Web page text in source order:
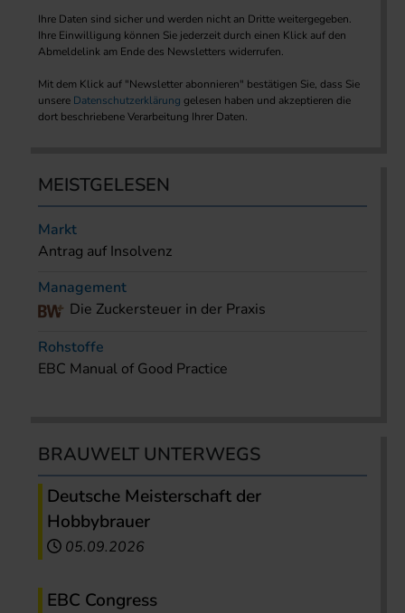
Ihre Daten sind sicher und werden nicht an Dritte weitergegeben.
Ihre Einwilligung können Sie jederzeit durch einen Klick auf den
Abmeldelink am Ende des Newsletters widerrufen.
Mit dem Klick auf "Newsletter abonnieren" bestätigen Sie, dass Sie
unsere Datenschutzerklärung gelesen haben und akzeptieren die
dort beschriebene Verarbeitung Ihrer Daten.
MEISTGELESEN
Markt
Antrag auf Insolvenz
Management
Die Zuckersteuer in der Praxis
Rohstoffe
EBC Manual of Good Practice
BRAUWELT UNTERWEGS
Deutsche Meisterschaft der
Hobbybrauer
05.09.2026
EBC Congress